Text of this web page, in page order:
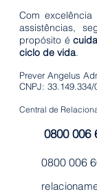
Com
assistências,
propósito é
ciclo de vida.
Prever Angelus
CNPJ: 33.149.334/
Central de
0800 006
0800 006